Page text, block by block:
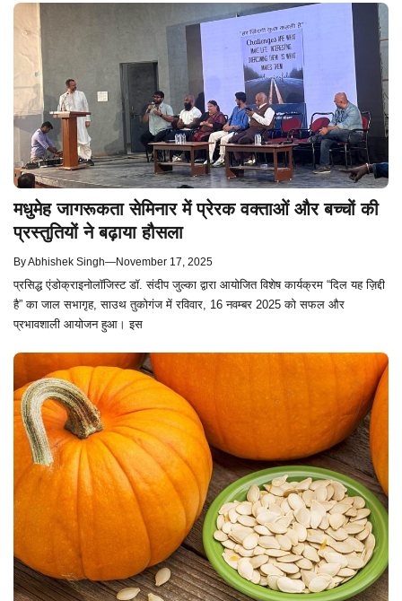
मधुमेह जागरूकता सेमिनार में प्रेरक वक्ताओं और बच्चों की
प्रस्तुतियों ने बढ़ाया हौसला
ByAbhishek Singh—November 17, 2025
प्रसिद्ध एंडोक्राइनोलॉजिस्ट डॉ. संदीप जुल्का द्वारा आयोजित विशेष कार्यक्रम “दिल यह ज़िद्दी
है” का जाल सभागृह, साउथ तुकोगंज में रविवार, 16 नवम्बर 2025 को सफल और
प्रभावशाली आयोजन हुआ। इस